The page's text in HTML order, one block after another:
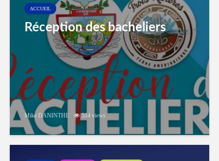
ACCUEIL
Réception des bacheliers
Mike DANINTHE 514 views